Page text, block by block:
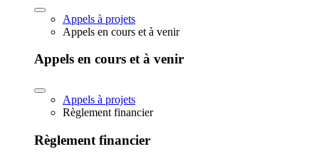
Appels à projets
Appels en cours et à venir
Appels en cours et à venir
Appels à projets
Règlement financier
Règlement financier